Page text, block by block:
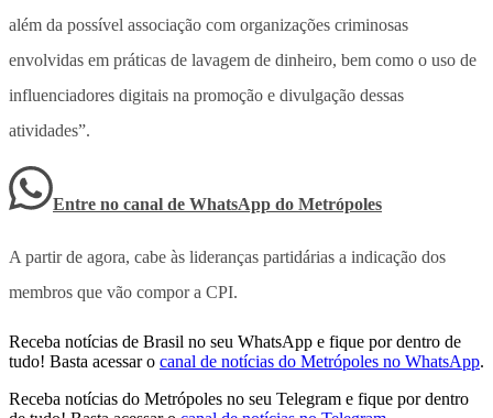
além da possível associação com organizações criminosas
envolvidas em práticas de lavagem de dinheiro, bem como o uso de
influenciadores digitais na promoção e divulgação dessas
atividades”.
Entre no canal de WhatsApp do Metrópoles
A partir de agora, cabe às lideranças partidárias a indicação dos
membros que vão compor a CPI.
Receba notícias de Brasil no seu WhatsApp e fique por dentro de
tudo! Basta acessar o canal de notícias do Metrópoles no WhatsApp.
Receba notícias do Metrópoles no seu Telegram e fique por dentro